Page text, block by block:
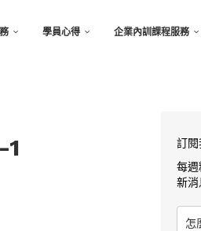
學員心得 企業內訓課程服務
訂
每
新